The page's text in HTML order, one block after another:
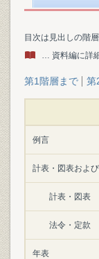
目次は見出しの階
… 資料編に詳
第1階層まで 第
例言
計表・図表およ
計表・図表
法令・定款
年表